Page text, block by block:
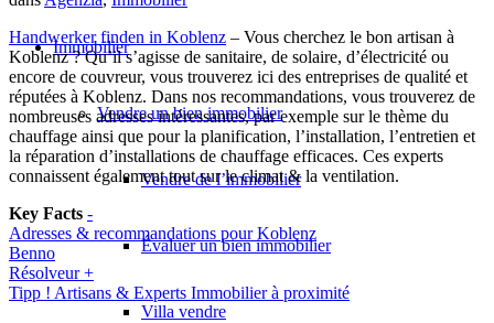
Immobilier
Vendre un bien immobilier
Vendre de l’immobilier
Évaluer un bien immobilier
Villa vendre
Handwerker finden in Koblenz – Vous cherchez le bon artisan à
Koblenz ? Qu’il s’agisse de sanitaire, de solaire, d’électricité ou
encore de couvreur, vous trouverez ici des entreprises de qualité et
réputées à Koblenz. Dans nos recommandations, vous trouverez de
nombreuses adresses intéressantes, par exemple sur le thème du
chauffage ainsi que pour la planification, l’installation, l’entretien et
la réparation d’installations de chauffage efficaces. Ces experts
connaissent également tout sur le climat & la ventilation.
Key Facts -
Adresses & recommandations pour Koblenz
Benno
Résolveur +
Tipp ! Artisans & Experts Immobilier à proximité